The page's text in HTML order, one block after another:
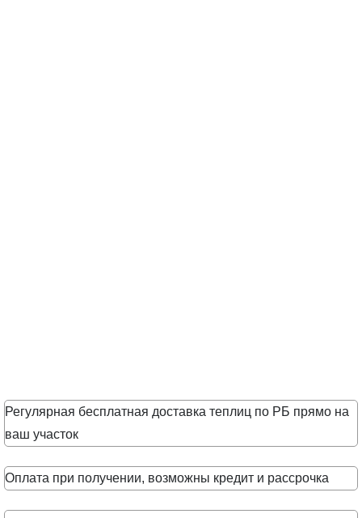
Регулярная бесплатная доставка теплиц по РБ прямо на
ваш участок
Оплата при получении, возможны кредит и рассрочка